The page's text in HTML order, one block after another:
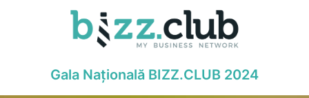
Gala Națională BIZZ.CLUB 2024